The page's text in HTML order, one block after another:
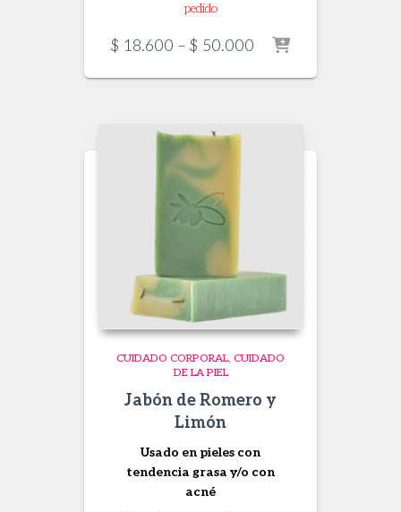
pedido
$ 18.600 – $ 50.000 Price
$ 18.600
CUIDADO CORPORAL CUIDADO
DE LA PIEL
Jabón de Romero y
Limón
Usado en pieles con
tendencia grasa y/o con
acné